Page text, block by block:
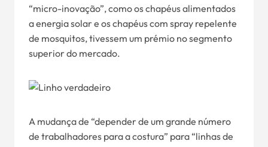
“micro-inovação”, como os chapéus alimentados
a energia solar e os chapéus com spray repelente
de mosquitos, tivessem um prémio no segmento
superior do mercado.
A mudança de “depender de um grande número
de trabalhadores para a costura” para “linhas de